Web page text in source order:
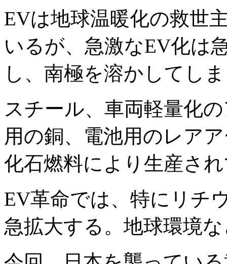
EVは地球温暖化の救世
いるが、急激なEV化は
し、南極を溶かしてし
スチール、車両軽量化
用の銅、電池用のレア
化石燃料により生産さ
EV革命では、特にリチ
急拡大する。地球環境